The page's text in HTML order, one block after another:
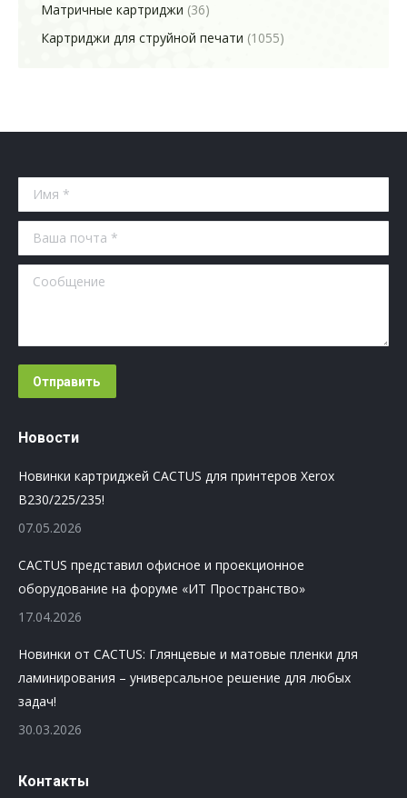
Матричные картриджи (36)
Картриджи для струйной печати (1055)
Имя *
Ваша почта *
Сообщение
Отправить
Новости
Новинки картриджей CACTUS для принтеров Xerox
B230/225/235!
07.05.2026
CACTUS представил офисное и проекционное
оборудование на форуме «ИТ Пространство»
17.04.2026
Новинки от CACTUS: Глянцевые и матовые пленки для
ламинирования – универсальное решение для любых
задач!
30.03.2026
Контакты